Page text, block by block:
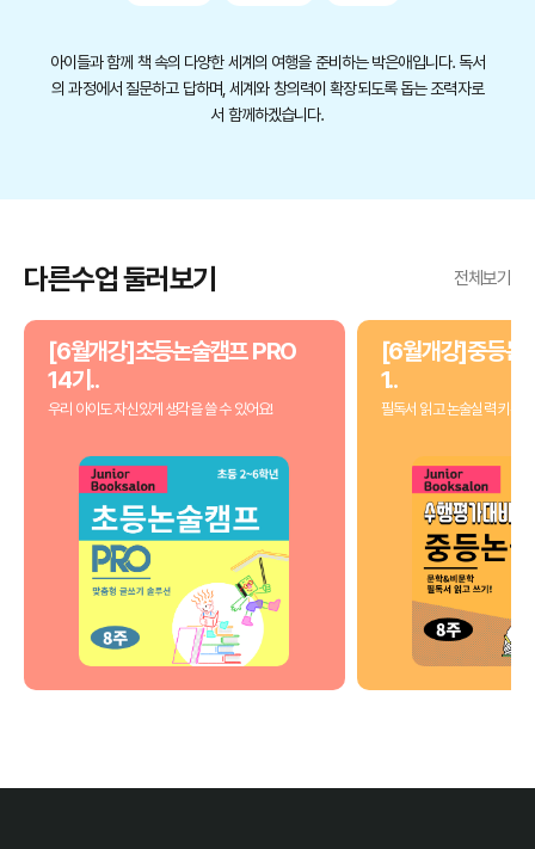
아이들과 함께 책 속의 다양한 세계의 여행을 준비하는 박은애입니다. 독서
의 과정에서 질문하고 답하며, 세계와 창의력이 확장되도록 돕는 조력자로
서 함께하겠습니다.
다른수업 둘러보기 전체보기
[6월개강]초등논술캠프 PRO
14기..
우리 아이도 자신있게 생각을 쓸 수 있어요!
[6월개강]중등논
1..
필독서 읽고 논술실력 키우